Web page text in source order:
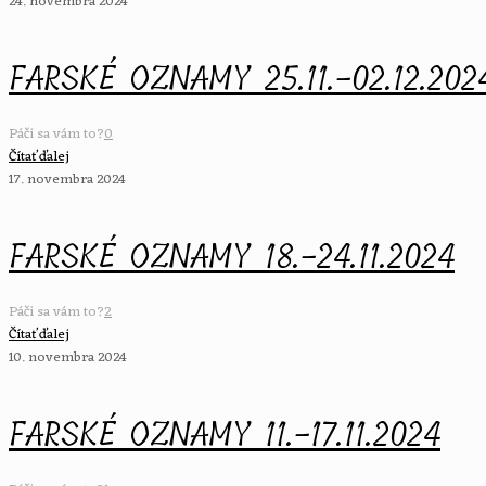
FARSKÉ OZNAMY 25.11.-
Páči sa vám to?0
Čítať ďalej
17. novembra 2024
FARSKÉ OZNAMY 18.-24.11.2024
Páči sa vám to?2
Čítať ďalej
10. novembra 2024
FARSKÉ OZNAMY 11.-17.11.2024